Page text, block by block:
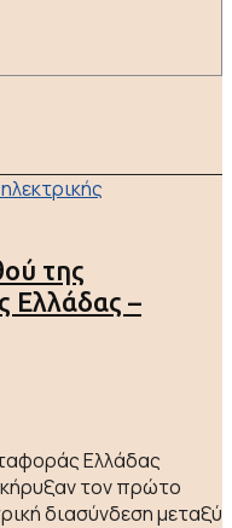
της
Ελλάδας –
Ελλάδας
τον πρώτο
διασύνδεση μεταξύ